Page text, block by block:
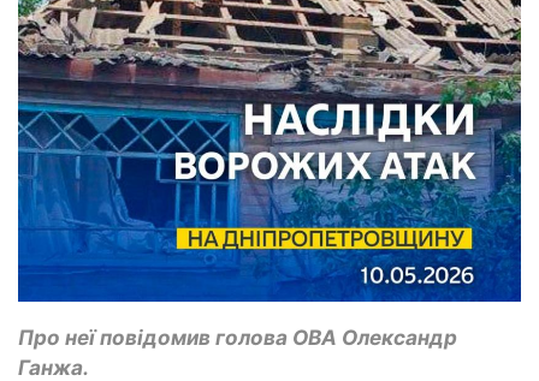
Про неї повідомив голова ОВА Олександр
Ганжа.